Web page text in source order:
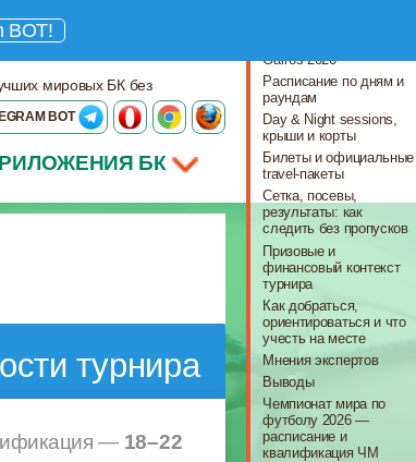
BOT!
мировых БК без
BOT
БК
турнира
— 18–22
Garros 2026
Расписание по дням и
раундам
Day & Night sessions,
крыши и корты
Билеты и официальные
travel-пакеты
Сетка, посевы,
результаты: как
следить без пропусков
Призовые и
финансовый контекст
турнира
Как добраться,
ориентироваться и что
учесть на месте
Мнения экспертов
Выводы
Чемпионат мира по
футболу 2026 —
расписание и
квалификация ЧМ